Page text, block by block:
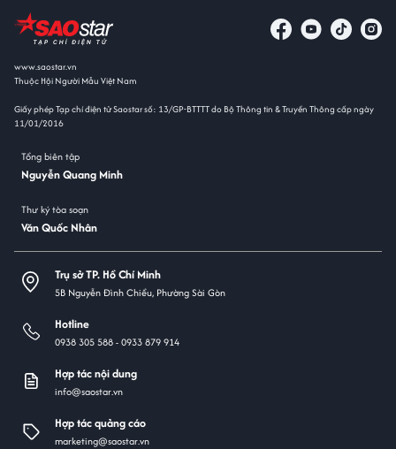
www.saostar.vn
Thuộc Hội Người Mẫu Việt Nam
Giấy phép Tạp chí điện tử Saostar số: 13/GP-BTTTT do Bộ Thông tin & Truyền Thông cấp ngày
11/01/2016
Tổng biên tập
Nguyễn Quang Minh
Thư ký tòa soạn
Văn Quốc Nhân
Trụ sở TP. Hồ Chí Minh
5B Nguyễn Đình Chiểu, Phường Sài Gòn
Hotline
0938 305 588 -0933 879 914
Hợp tác nội dung
info@saostar.vn
Hợp tác quảng cáo
marketing@saostar.vn